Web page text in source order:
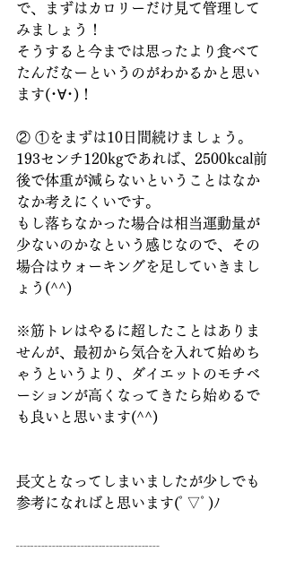
で、まずはカロリーだけ見て管理して
みましょう！
そうすると今までは思ったより食べて
たんだなーというのがわかるかと思い
ます(･∀･)！
② ①をまずは10日間続けましょう。
193センチ120kgであれば、2500kcal前
後で体重が減らないということはなか
なか考えにくいです。
もし落ちなかった場合は相当運動量が
少ないのかなという感じなので、その
場合はウォーキングを足していきまし
ょう(^^)
※筋トレはやるに超したことはありま
せんが、最初から気合を入れて始めち
ゃうというより、ダイエットのモチベ
ーションが高くなってきたら始めるで
も良いと思います(^^)
長文となってしまいましたが少しでも
参考になればと思います(ﾟ▽ﾟ)ﾉ
┈┈┈┈┈┈┈┈┈┈